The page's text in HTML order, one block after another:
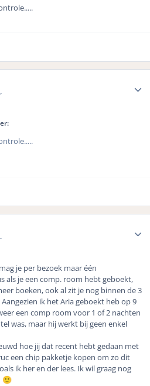
je per bezoek maar één
als je een comp. room hebt geboekt,
boeken, ook al zit je nog binnen de 3
ik het Aria geboekt heb op 9
een comp room voor 1 of 2 nachten
was, maar hij werkt bij geen enkel
hoe jij dat recent hebt gedaan met
een chip pakketje kopen om zo dit
ik her en der lees. Ik wil graag nog
🙂